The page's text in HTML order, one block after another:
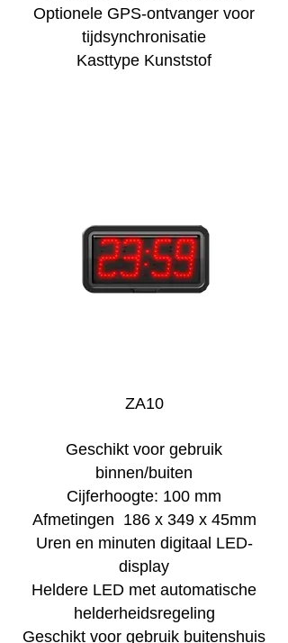
Optionele GPS-ontvanger voor
tijdsynchronisatie
Kasttype Kunststof
ZA10
Geschikt voor gebruik
binnen/buiten
Cijferhoogte: 100 mm
Afmetingen 186 x 349 x 45mm
Uren en minuten digitaal LED-
display
Heldere LED met automatische
helderheidsregeling
Geschikt voor gebruik buitenshuis